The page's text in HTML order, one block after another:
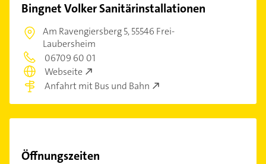
Bingnet Volker Sanitärinstallationen
Am Ravengiersberg 5,55546 Frei-
Laubersheim
06709 60 01
Webseite
Anfahrt mit Bus und Bahn
Öffnungszeiten